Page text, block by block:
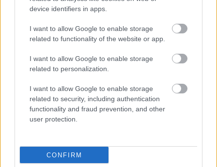
device identifiers in apps.
I want to allow Google to enable storage
related to functionality of the website or app.
I want to allow Google to enable storage
related to personalization.
I want to allow Google to enable storage
related to security, including authentication
functionality and fraud prevention, and other
user protection.
CONFIRM
A dokumentációból tudjuk, hogy 1849-ben a Szent
György-napi hajtások ugyan jókorák voltak, s bár
tenyérnyi leveleket növesztett a szőlő, szüretkor
kevéske szőlőből híg bor készült.
1864-ben fagyosszentek semmivé tették a hajtásokat,
októberi fagy letarolta a kevés maradékot a tőkékről.
Ezért egyetlen bogyót sem szüreteltek abban az évben.
években nyitott könyv. De nem kell aggódnunk, Kőszeg
német testvérvárosának polgármestere új kötetet